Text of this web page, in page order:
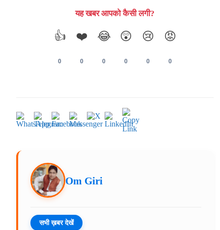
यह खबर आपको कैसी लगी?
👍
0
❤️
0
😂
0
😲
0
😢
0
😡
0
Om Giri
सभी ख़बर देखें